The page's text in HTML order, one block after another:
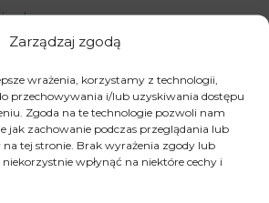
Zarządzaj zgodą
wrażenia, korzystamy z technologii,
przechowywania i/lub uzyskiwania dostępu
Zgoda na te technologie pozwoli nam
jak zachowanie podczas przeglądania lub
tej stronie. Brak wyrażenia zgody lub
wpłynąć na niektóre cechy i
do pracy
umowy za
stosunku pracy
oraz opiniowanie
pracy,